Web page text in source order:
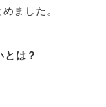
ました。
は？